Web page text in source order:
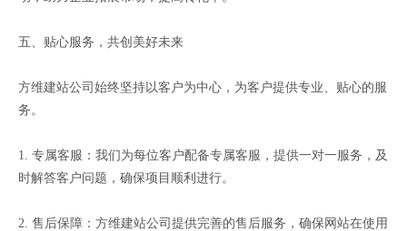
五、贴心服务，共创美好未来
方维建站公司始终坚持以客户为中心，为客户提供专业、贴心的服
务。
1. 专属客服：我们为每位客户配备专属客服，提供一对一服务，及
时解答客户问题，确保项目顺利进行。
2. 售后保障：方维建站公司提供完善的售后服务，确保网站在使用